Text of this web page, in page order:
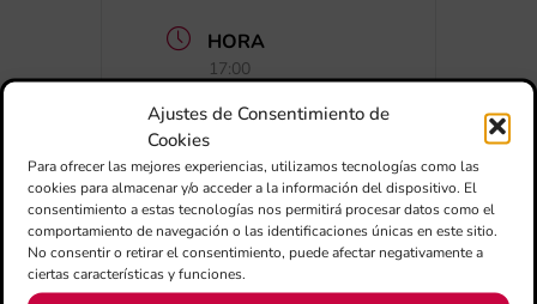
Ajustes de Consentimiento de
Cookies
Para ofrecer las mejores experiencias, utilizamos tecnologías como las
cookies para almacenar y/o acceder a la información del dispositivo. El
consentimiento a estas tecnologías nos permitirá procesar datos como el
comportamiento de navegación o las identificaciones únicas en este sitio.
No consentir o retirar el consentimiento, puede afectar negativamente a
ciertas características y funciones.
HORA
17:00
CATEGORIA
Concerts